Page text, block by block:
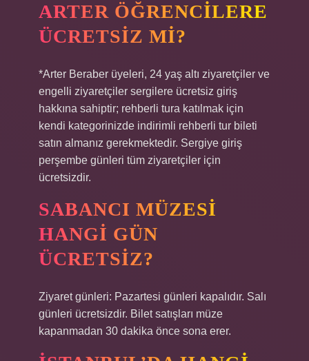
ARTER ÖĞRENCILERE
ÜCRETSIZ MI?
*Arter Beraber üyeleri, 24 yaş altı ziyaretçiler ve
engelli ziyaretçiler sergilere ücretsiz giriş
hakkına sahiptir; rehberli tura katılmak için
kendi kategorinizde indirimli rehberli tur bileti
satın almanız gerekmektedir. Sergiye giriş
perşembe günleri tüm ziyaretçiler için
ücretsizdir.
SABANCI MÜZESI
HANGI GÜN
ÜCRETSIZ?
Ziyaret günleri: Pazartesi günleri kapalıdır. Salı
günleri ücretsizdir. Bilet satışları müze
kapanmadan 30 dakika önce sona erer.